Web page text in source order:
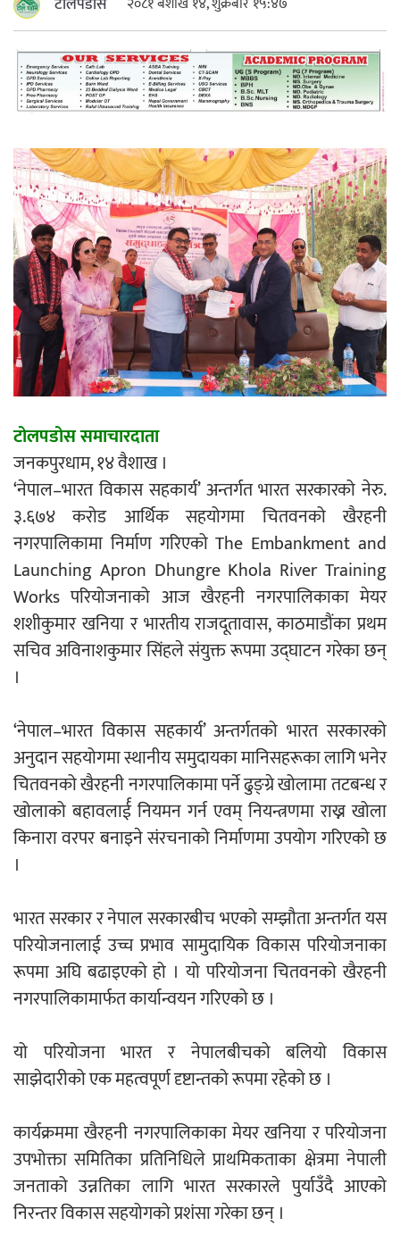
महत्त्वपूर्ण हुन्छ : मेयर मण्डल
रौतहटमा चट्याङ लाग्दा एककोे मृत्यु
श्रीमती बलात्कार मुद्दामा श्रीमान्लाई छ महिना
कैद, एक लाख रुपैयाँ क्षतिपूर्ति
एम्बुलेन्सको उपहार भारत र नेपालबीचको निकै
बलियो र जीवन्त विकास साझेदारीको एक
हिस्सा : नियोग उपप्रमुख श्रीवास्तव
प्रेस काउन्सिल सदस्य नियुक्तिमा विभेद भयो :
जनमत पत्रकार संघ
परियोजना सकिनै लाग्दा खुल्यो वन उद्यमीले
सहुलियत ऋण लिने बाटो
प्रतिस्पर्धाबिनाको नियुक्ति बदरबारे अन्तरिम
निर्धारित ठाउँमा राजर्षिजनक विश्वविद्यालय
भवन बनाउन उपकुलपतिद्वारा आनाकानी
टोलपडोस समाचारदाता
जनकपुरधाम, १४ वैशाख ।
‘नेपाल–भारत विकास सहकार्य’ अन्तर्गत भारत सरकारको नेरु.
३.६७४ करोड आर्थिक सहयोगमा चितवनको खैरहनी
नगरपालिकामा निर्माण गरिएको The Embankment and
Launching Apron Dhungre Khola River Training
Works परियोजनाको आज खैरहनी नगरपालिकाका मेयर
शशीकुमार खनिया र भारतीय राजदूतावास, काठमाडौंका प्रथम
सचिव अविनाशकुमार सिंहले संयुक्त रूपमा उद्घाटन गरेका छन्
।
‘नेपाल–भारत विकास सहकार्य’ अन्तर्गतको भारत सरकारको
अनुदान सहयोगमा स्थानीय समुदायका मानिसहरूका लागि भनेर
चितवनको खैरहनी नगरपालिकामा पर्ने ढुङ्ग्रे खोलामा तटबन्ध र
खोलाको बहावलार्ई नियमन गर्न एवम् नियन्त्रणमा राख्न खोला
किनारा वरपर बनाइने संरचनाको निर्माणमा उपयोग गरिएको छ
।
भारत सरकार र नेपाल सरकारबीच भएको सम्झौता अन्तर्गत यस
परियोजनालाई उच्च प्रभाव सामुदायिक विकास परियोजनाका
रूपमा अघि बढाइएको हो । यो परियोजना चितवनको खैरहनी
नगरपालिकामार्फत कार्यान्वयन गरिएको छ ।
यो परियोजना भारत र नेपालबीचको बलियो विकास
साझेदारीको एक महत्वपूर्ण दृष्टान्तको रूपमा रहेको छ ।
कार्यक्रममा खैरहनी नगरपालिकाका मेयर खनिया र परियोजना
उपभोक्ता समितिका प्रतिनिधिले प्राथमिकताका क्षेत्रमा नेपाली
जनताको उन्नतिका लागि भारत सरकारले पुर्याउँदै आएको
निरन्तर विकास सहयोगको प्रशंसा गरेका छन् ।